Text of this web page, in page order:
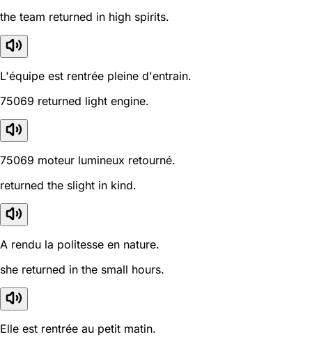
the team returned in high spirits.
L'équipe est rentrée pleine d'entrain.
75069 returned light engine.
75069 moteur lumineux retourné.
returned the slight in kind.
A rendu la politesse en nature.
she returned in the small hours.
Elle est rentrée au petit matin.